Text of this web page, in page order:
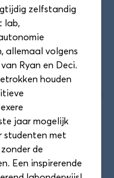
(Zaal 1.52)
en Hilde Wijngaard
zelfstandig
lab,
allemaal volgens
Ryan en Deci.
houden
jaar mogelijk
studenten met
de
Een inspirerende